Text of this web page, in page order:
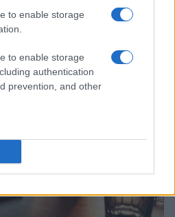
to enable storage
to enable storage
authentication
prevention, and other
umanitarie oltre i criteri dei